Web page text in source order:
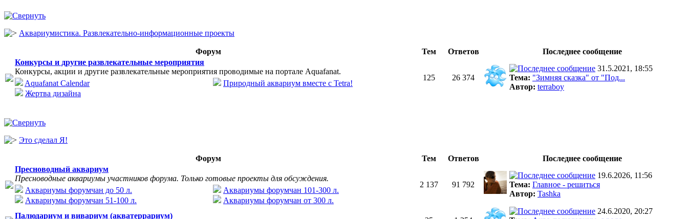
Аквариумистика. Развлекательно-информационные проекты
Форум Тем Ответов
Последнее сообщение
Конкурсы и другие развлекательные мероприятия
Конкурсы, акции и другие развлекательные мероприятия проводимые на портале Aquafanat.
Aquafanat Calendar
Жертва дизайна
Природный аквариум вместе с Tetra!
125 26 374
31.5.2021, 18:55
Тема: "Зимняя сказка" от "Под...
Автор: terraboy
Это сделал Я!
Форум Тем Ответов
Последнее сообщение
Пресноводный аквариум
Пресноводные аквариумы участников форума. Только готовые проекты для обсуждения.
Аквариумы форумчан до 50 л.
Аквариумы форумчан 51-100 л.
Аквариумы форумчан 101-300 л.
Аквариумы форумчан от 300 л.
2 137 91 792
19.6.2026, 11:56
Тема: Главное - решиться
Автор: Tashka
Палюдариум и вивариум (акватеррариум)
24.6.2020, 20:27